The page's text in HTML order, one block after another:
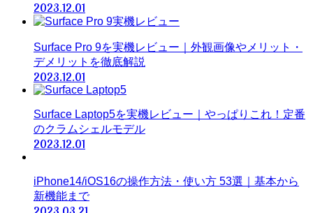
2023.12.01
Surface Pro 9を実機レビュー｜外観画像やメリット・
デメリットを徹底解説
2023.12.01
Surface Laptop5を実機レビュー｜やっぱりこれ！定番
のクラムシェルモデル
2023.12.01
iPhone14/iOS16の操作方法・使い方 53選｜基本から
新機能まで